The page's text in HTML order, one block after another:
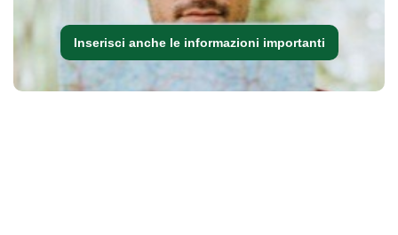
Inserisci anche le informazioni importanti